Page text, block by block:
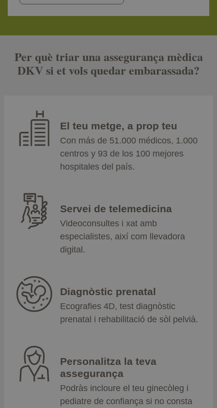
Per què triar una assegurança mèdica
DKV si et vols quedar embarassada?
El teu metge, a prop teu
Con más de 51.000 médicos, 1.000
centros y 93 de los 100 mejores
hospitales del país.
Servei de telemedicina
Videoconsultes i xat amb
especialistes, així com llevadora
digital.
Diagnòstic prenatal
Ecografies 4D, test diagnòstic
prenatal i rehabilitació de sòl pelvià.
Personalitza la teva
assegurança
Podràs incloure el teu ginecòleg i
pediatre de confiança si no consta